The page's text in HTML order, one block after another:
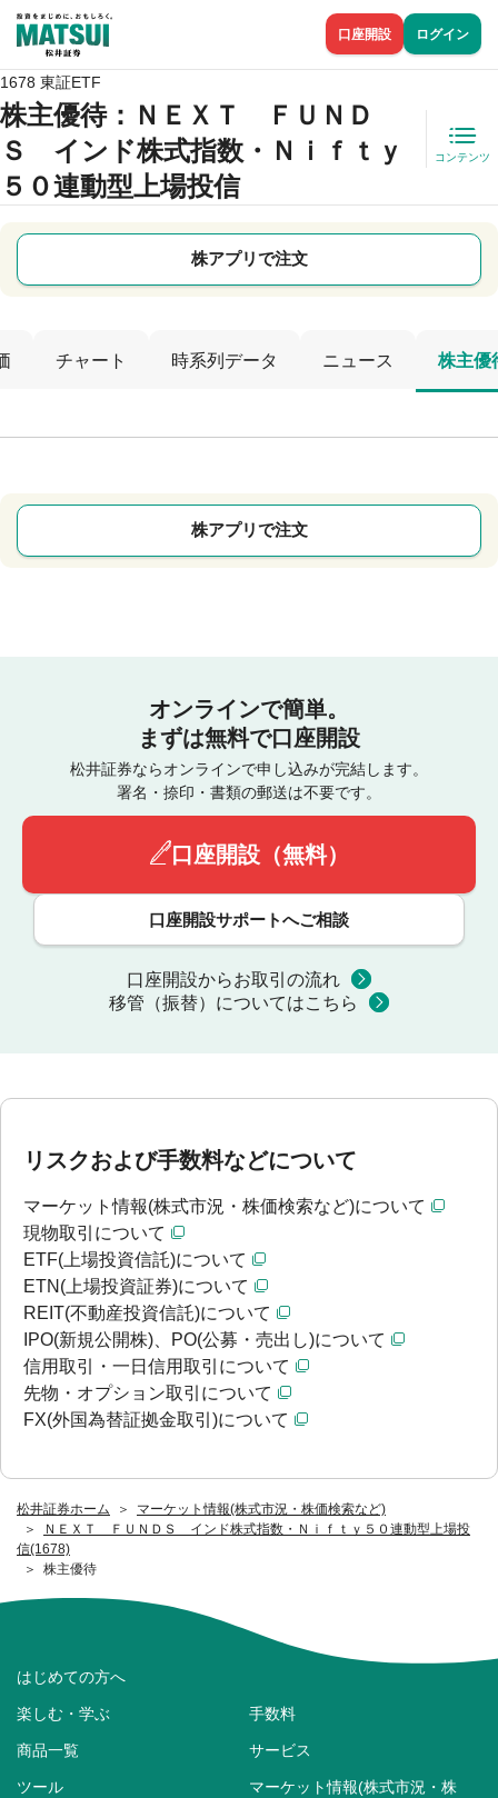
口座開設 ログイン
松井証券ホーム
マーケット情報(株式市況・株価検索など)
ＮＥＸＴ ＦＵＮＤＳ インド株式指数・Ｎｉｆｔｙ５０連動型上場投
信(1678)
株主優待
1678 東証ETF
株主優待：ＮＥＸＴ ＦＵＮＤ
Ｓ インド株式指数・Ｎｉｆｔｙ
５０連動型上場投信
コンテンツ
株アプリで注文
チャート 時系列データ ニュース 株主優
株アプリで注文
オンラインで簡単。
まずは無料で口座開設
松井証券ならオンラインで申し込みが完結します。
署名・捺印・書類の郵送は不要です。
口座開設（無料）
口座開設サポートへご相談
口座開設からお取引の流れ
移管（振替）についてはこちら
リスクおよび手数料などについて
マーケット情報(株式市況・株価検索など)について
現物取引について
ETF(上場投資信託)について
ETN(上場投資証券)について
REIT(不動産投資信託)について
IPO(新規公開株)、PO(公募・売出し)について
信用取引・一日信用取引について
先物・オプション取引について
FX(外国為替証拠金取引)について
はじめての方へ
楽しむ・学ぶ 手数料
商品一覧 サービス
ツール
マーケット情報(株式市況・株